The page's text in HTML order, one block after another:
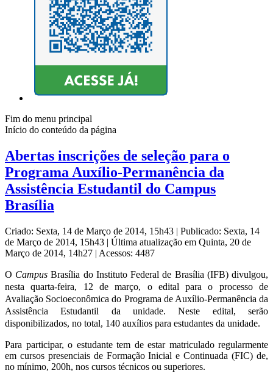
Fim do menu principal
Início do conteúdo da página
Abertas inscrições de seleção para o
Programa Auxílio-Permanência da
Assistência Estudantil do Campus
Brasília
Criado: Sexta, 14 de Março de 2014, 15h43 | Publicado: Sexta, 14
de Março de 2014, 15h43 | Última atualização em Quinta, 20 de
Março de 2014, 14h27 | Acessos: 4487
O Campus Brasília do Instituto Federal de Brasília (IFB) divulgou,
nesta quarta-feira, 12 de março, o edital para o processo de
Avaliação Socioeconômica do Programa de Auxílio-Permanência da
Assistência Estudantil da unidade. Neste edital, serão
disponibilizados, no total, 140 auxílios para estudantes da unidade.
Para participar, o estudante tem de estar matriculado regularmente
em cursos presenciais de Formação Inicial e Continuada (FIC) de,
no mínimo, 200h, nos cursos técnicos ou superiores.